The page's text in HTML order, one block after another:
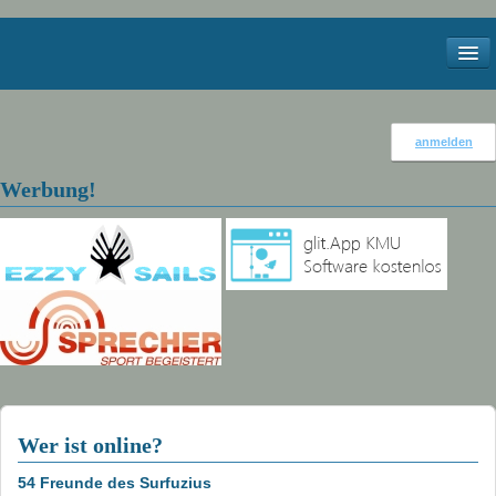
Meteo
Webcams
2012
anmelden
Werbung!
Wer ist online?
54 Freunde des Surfuzius